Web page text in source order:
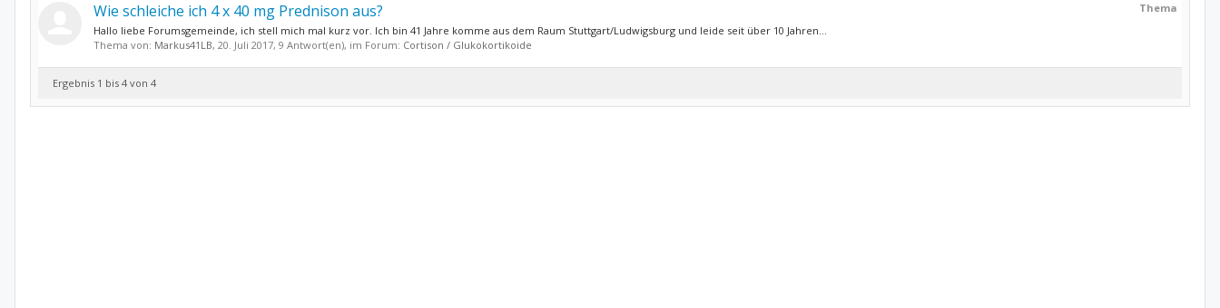
Thema
Wie schleiche ich 4 x 40 mg Prednison aus?
Hallo liebe Forumsgemeinde, ich stell mich mal kurz vor. Ich bin 41 Jahre komme aus dem Raum Stuttgart/Ludwigsburg und leide seit über 10 Jahren...
Thema von: Markus41LB, 20. Juli 2017, 9 Antwort(en), im Forum: Cortison / Glukokortikoide
Ergebnis 1 bis 4 von 4